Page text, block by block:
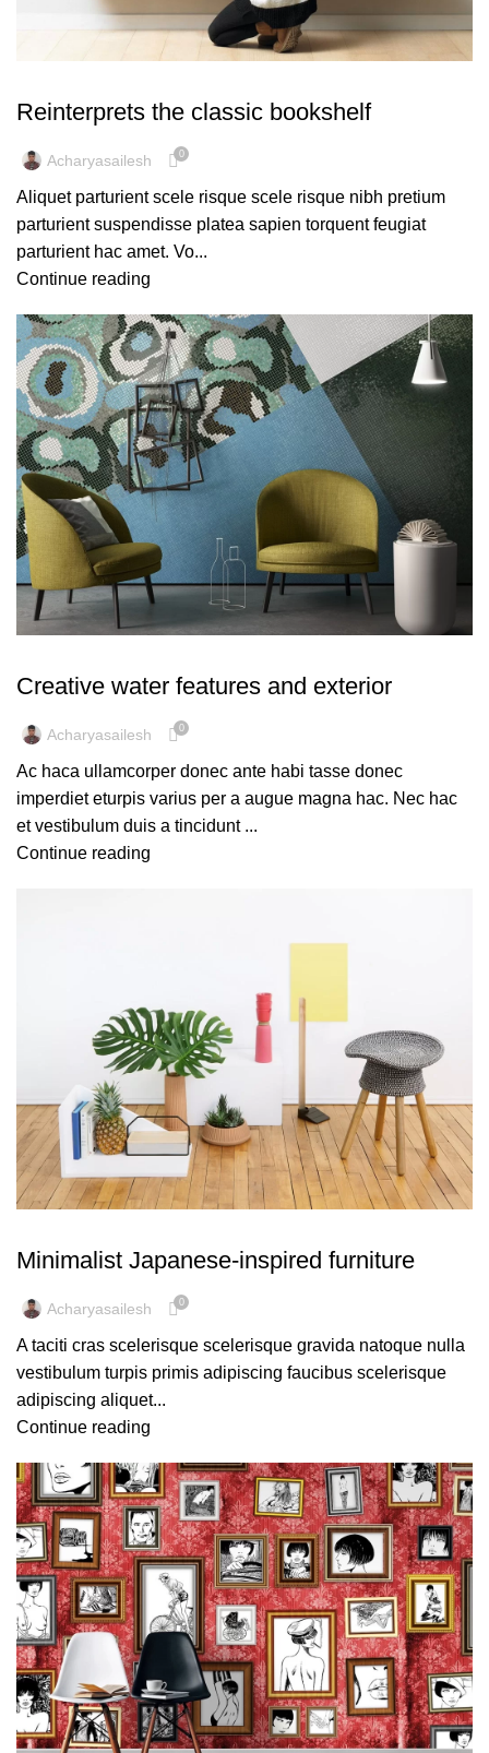
Reinterprets the classic bookshelf
Acharyasailesh 0
Aliquet parturient scele risque scele risque nibh pretium
parturient suspendisse platea sapien torquent feugiat
parturient hac amet. Vo...
Continue reading
Creative water features and exterior
Acharyasailesh 0
Ac haca ullamcorper donec ante habi tasse donec
imperdiet eturpis varius per a augue magna hac. Nec hac
et vestibulum duis a tincidunt ...
Continue reading
Minimalist Japanese-inspired furniture
Acharyasailesh 0
A taciti cras scelerisque scelerisque gravida natoque nulla
vestibulum turpis primis adipiscing faucibus scelerisque
adipiscing aliquet...
Continue reading